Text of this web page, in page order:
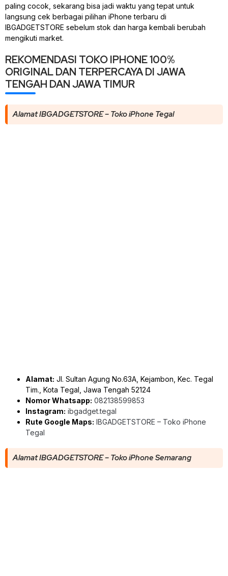
paling cocok, sekarang bisa jadi waktu yang tepat untuk
langsung cek berbagai pilihan iPhone terbaru di
IBGADGETSTORE sebelum stok dan harga kembali berubah
mengikuti market.
REKOMENDASI TOKO IPHONE 100%
ORIGINAL DAN TERPERCAYA DI JAWA
TENGAH DAN JAWA TIMUR
Alamat IBGADGETSTORE – Toko iPhone Tegal
Alamat: Jl. Sultan Agung No.63A, Kejambon, Kec. Tegal
Tim., Kota Tegal, Jawa Tengah 52124
Nomor Whatsapp: 082138599853
Instagram: ibgadget.tegal
Rute Google Maps: IBGADGETSTORE – Toko iPhone
Tegal
Alamat IBGADGETSTORE – Toko iPhone Semarang